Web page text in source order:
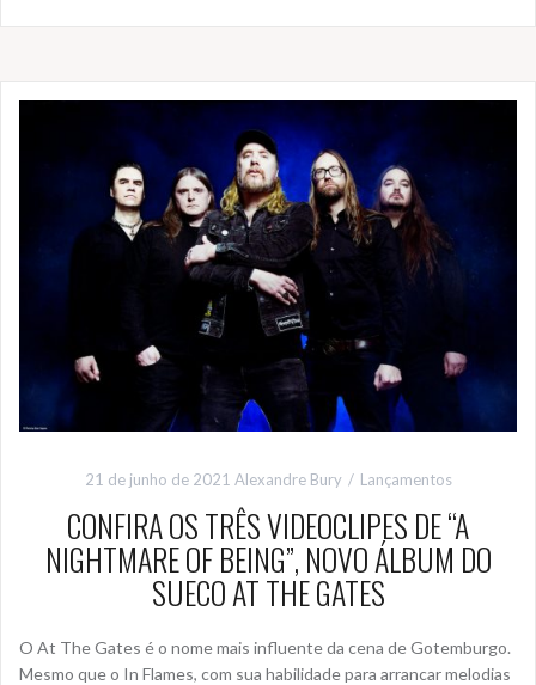
21 de junho de 2021 Alexandre Bury Lançamentos
CONFIRA OS TRÊS VIDEOCLIPES DE “A
NIGHTMARE OF BEING”, NOVO ÁLBUM DO
SUECO AT THE GATES
O At The Gates é o nome mais influente da cena de Gotemburgo.
Mesmo que o In Flames, com sua habilidade para arrancar melodias